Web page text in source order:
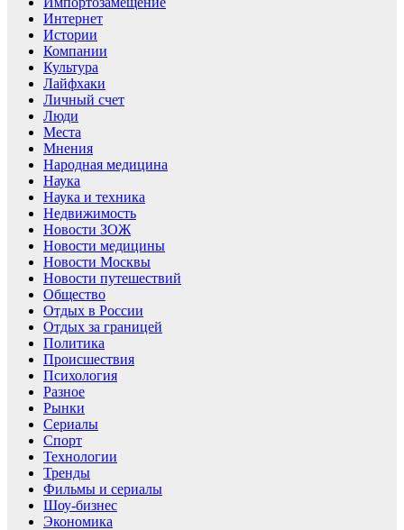
Интернет
Истории
Компании
Культура
Лайфхаки
Личный счет
Люди
Места
Мнения
Народная медицина
Наука
Наука и техника
Недвижимость
Новости ЗОЖ
Новости медицины
Новости Москвы
Новости путешествий
Общество
Отдых в России
Отдых за границей
Политика
Происшествия
Психология
Разное
Рынки
Сериалы
Спорт
Технологии
Тренды
Фильмы и сериалы
Шоу-бизнес
Экономика